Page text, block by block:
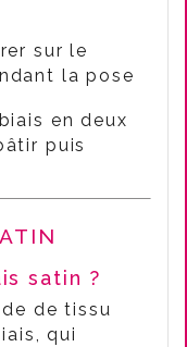
sur le
la pose
en deux
puis
satin ?
de tissu
qui